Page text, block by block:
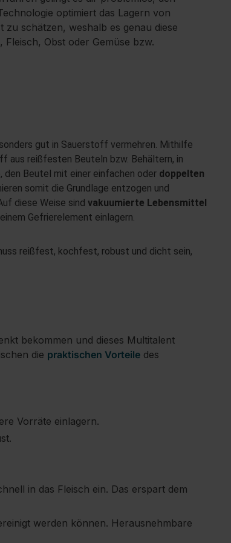
optimiert das Lagern von
schätzen, weshalb es genau diese
Obst oder Gemüse bzw.
gut in Sauerstoff vermehren. Mithilfe
aus reißfesten Beuteln bzw. Behältern, in
Beutel mit einer einfachen oder doppelten
somit die Grundlage entzogen und
diese Weise sind vakuumierte Lebensmittel
Gefrierelement einlagern.
reißfest, kochfest, robust und dicht sein,
bekommen und dieses Multitalent
die praktischen Vorteile des
Vorräte einlagern.
in das Fleisch ein. Das erspart dem
werden können. Herausnehmbare